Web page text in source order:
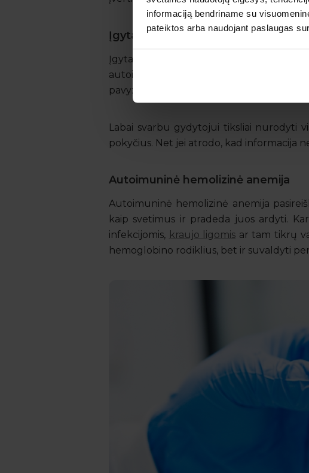
informaciją bendriname su
pateiktos arba naudojant paslaugas
Įgyta hemolizinė anemija
Įgyta hemolizinė anemija atsiranda
autoimuninės ar onkohematologinės
pavyzdžiui, dėl dirbtinių širdies vožtuvų,
Labai svarbu gydytojui tiksliai nurodyti
pokyčius. Net jei atrodo, kad informacija
Autoimuninė hemolizinė anemija
Autoimuninė hemolizinė anemija
kaip svetimus ir pradeda juos ardyti.
infekcijomis, kraujo ligomis ar tam tikrų
hemoglobino rodiklius, bet ir suvaldyti